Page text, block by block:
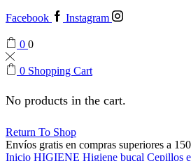
Facebook Instagram
0 0
0 Shopping Cart
No products in the cart.
Return To Shop
Envíos gratis en compras superiores a
Inicio HIGIENE Higiene bucal Cepillos